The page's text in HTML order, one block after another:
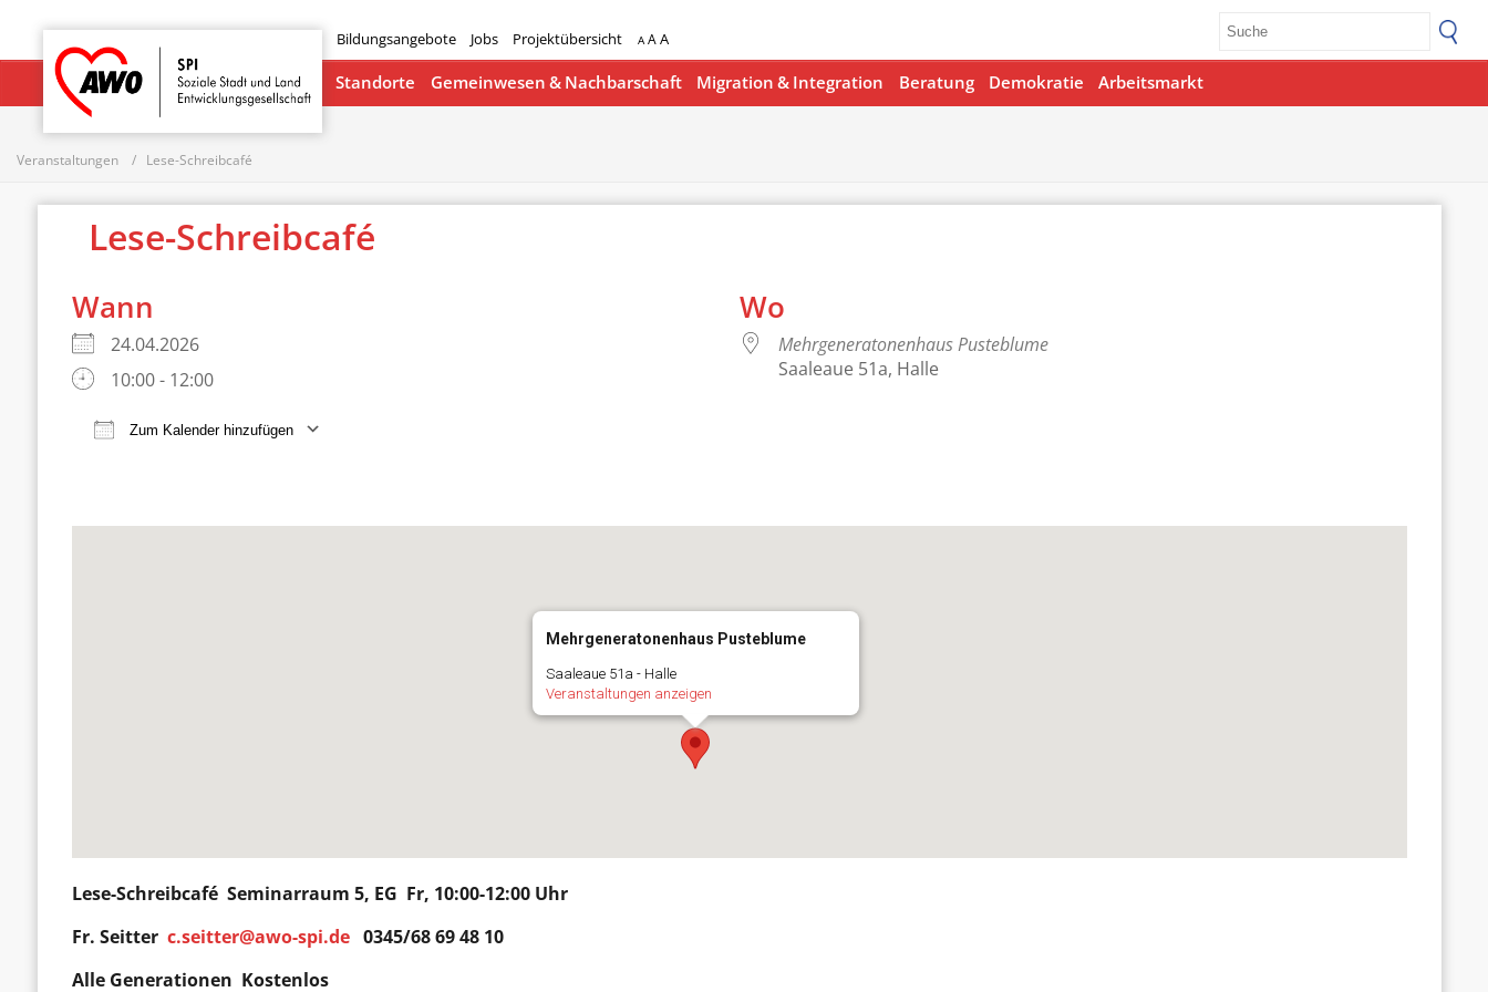
Bildungsangebote Jobs Projektübersicht A AA
Startseite
Standorte Gemeinwesen & Nachbarschaft Migration & Integration Beratung Demokratie Arbeitsmarkt
Veranstaltungen Lese-Schreibcafé
Lese-Schreibcafé
Wann
24.04.2026
10:00 - 12:00
Zum Kalender hinzufügen
Wo
Mehrgeneratonenhaus Pusteblume
Saaleaue 51a, Halle
Mehrgeneratonenhaus Pusteblume
Saaleaue 51a - Halle
Veranstaltungen anzeigen
Lese-SchreibcaféSeminarraum 5, EG Fr, 10:00-12:00 Uhr
Fr.Seitter c.seitter@awo-spi.de 0345/68 69 48 10
Alle Generationen Kostenlos